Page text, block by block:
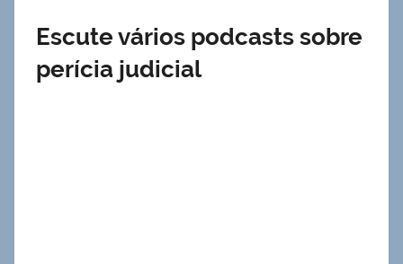
Escute vários podcasts sobre
perícia judicial